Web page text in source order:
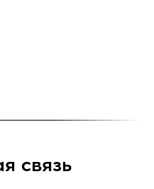
связь